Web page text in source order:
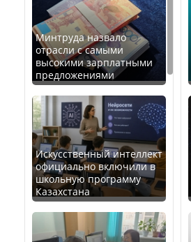
Минтруда назвало
отрасли с самыми
высокими зарплатными
предложениями
Искусственный интеллект
официально включили в
школьную программу
Казахстана